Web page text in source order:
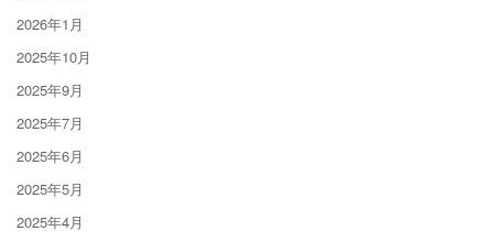
2026年1月
2025年10月
2025年9月
2025年7月
2025年6月
2025年5月
2025年4月